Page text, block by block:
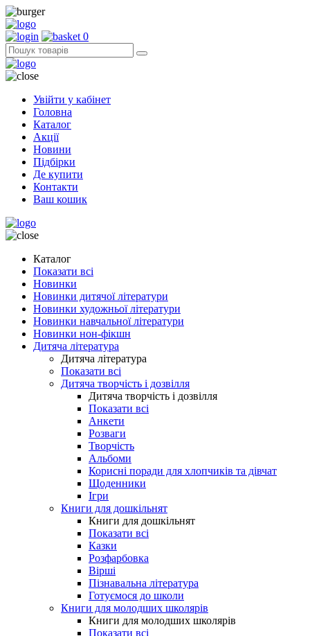
0
Увійти у кабінет
Головна
Каталог
Акції
Новини
Підбірки
Де купити
Контакти
Ваш кошик
Каталог
Показати всі
Новинки
Новинки дитячої літератури
Новинки художньої літератури
Новинки навчальної літератури
Новинки нон-фікшн
Дитяча література
Дитяча література
Показати всі
Дитяча творчість і дозвілля
Дитяча творчість і дозвілля
Показати всі
Анкети
Розваги
Творчість
Альбоми
Корисні поради для хлопчиків та дівчат
Щоденники
Ігри
Книги для дошкільнят
Книги для дошкільнят
Показати всі
Казки
Розфарбовка
Вірші
Пізнавальна література
Готуємося до школи
Книги для молодших школярів
Книги для молодших школярів
Показати всі